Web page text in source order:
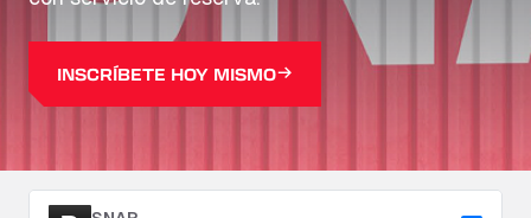
INSCRÍBETE HOY MISMO